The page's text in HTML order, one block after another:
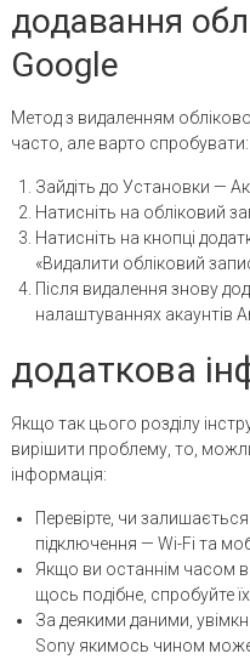
додавання
Google
Метод з видаленням
часто, але варто спробувати:
Зайдіть до Установки —
Натисніть на обліковий
Натисніть на кнопці
«Видалити обліковий
Після видалення знову
налаштуваннях акаунтів
додаткова
Якщо так цього розділу
вирішити проблему, то,
інформація:
Перевірте, чи
підключення — Wi-Fi та
Якщо ви останнім часом
щось подібне, спробуйте
За деякими даними,
Sony якимось чином